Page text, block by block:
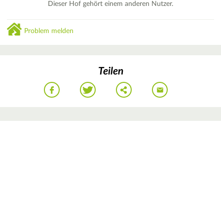
Dieser Hof gehört einem anderen Nutzer.
Problem melden
Teilen